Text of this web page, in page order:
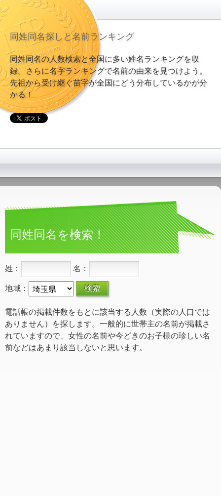
同姓同名探しと名前ランキング
同姓同名の人数検索と全国に多い姓名ランキングを収
録。さらに名字ランキングで名前の由来を見つけよう。
先祖から受け継ぐ苗字が全国にどう分布しているかが分
かる！
同姓同名を検索！
姓： 名：
地域：
電話帳の掲載件数をもとに該当する人数（実際の人口では
ありません）を探します。一般的に世帯主の名前が掲載さ
れていますので、女性の名前や今どきのお子様の珍しい名
前などはあまり該当しないと思います。